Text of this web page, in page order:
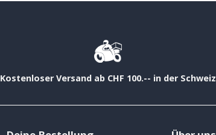
Kostenloser Versand ab CHF 100.-- in der Schweiz